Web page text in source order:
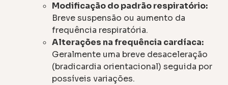
Modificação do padrão respiratório:
Breve suspensão ou aumento da
frequência respiratória.
Alterações na frequência cardíaca:
Geralmente uma breve desaceleração
(bradicardia orientacional) seguida por
possíveis variações.